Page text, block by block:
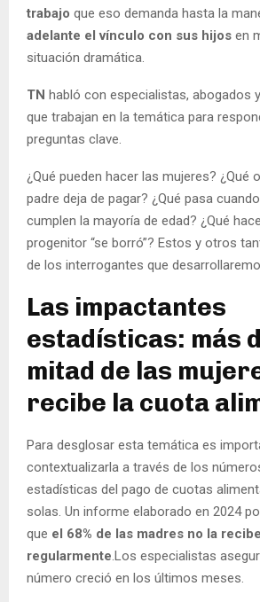
trabajo que eso demanda hasta la
adelante el vínculo con sus hijos en
situación dramática.
TN habló con especialistas, abogados
que trabajan en la temática para
preguntas clave.
¿Qué pueden hacer las mujeres? ¿Qué
padre deja de pagar? ¿Qué pasa
cumplen la mayoría de edad? ¿Qué
progenitor “se borró”? Estos y otros
de los interrogantes que
Las impactantes
estadísticas: más
mitad de las
recibe la cuota
Para desglosar esta temática es
contextualizarla a través de los
estadísticas del pago de cuotas
solas. Un informe elaborado en 2024
que el 68% de las madres no la
regularmente.Los especialistas
número creció en los últimos meses.